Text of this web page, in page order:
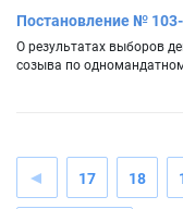
Постановление №
О результатах выборов
созыва по
17 18